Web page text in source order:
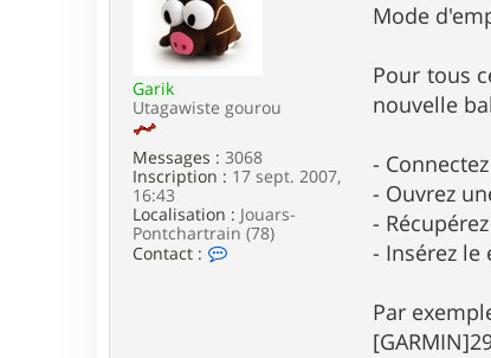
Garik
Utagawiste gourou
Messages : 3068
Inscription : 17 sept. 2007,
16:43
Localisation : Jouars-
Pontchartrain (78)
Contact :
s
s
g
e
Mode
Pour tous
nouvelle
-
- Ouvrez
-
- Insérez le
Par